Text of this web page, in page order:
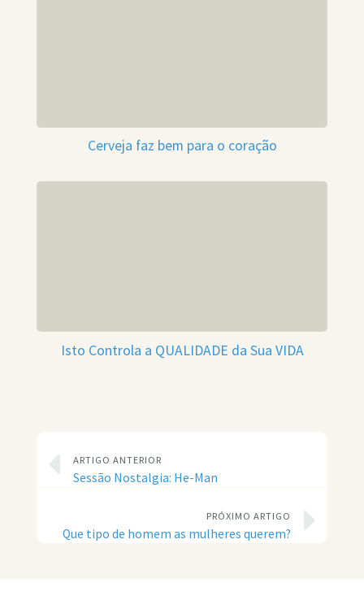
Cerveja faz bem para o coração
Isto Controla a QUALIDADE da Sua VIDA
ARTIGO ANTERIOR
Sessão Nostalgia: He-Man
PRÓXIMO ARTIGO
Que tipo de homem as mulheres querem?